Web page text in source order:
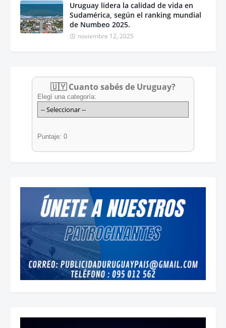
Uruguay lidera la calidad de vida en
Sudamérica, según el ranking mundial
de Numbeo 2025.
noviembre 12, 2025
🇺🇾 Cuanto sabés de Uruguay?
Elegí una categoría:
Puntaje: 0